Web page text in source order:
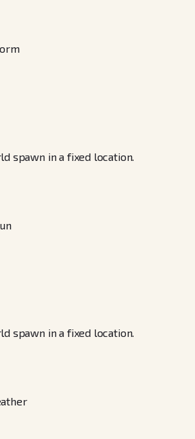
spawn in a fixed location.
spawn in a fixed location.